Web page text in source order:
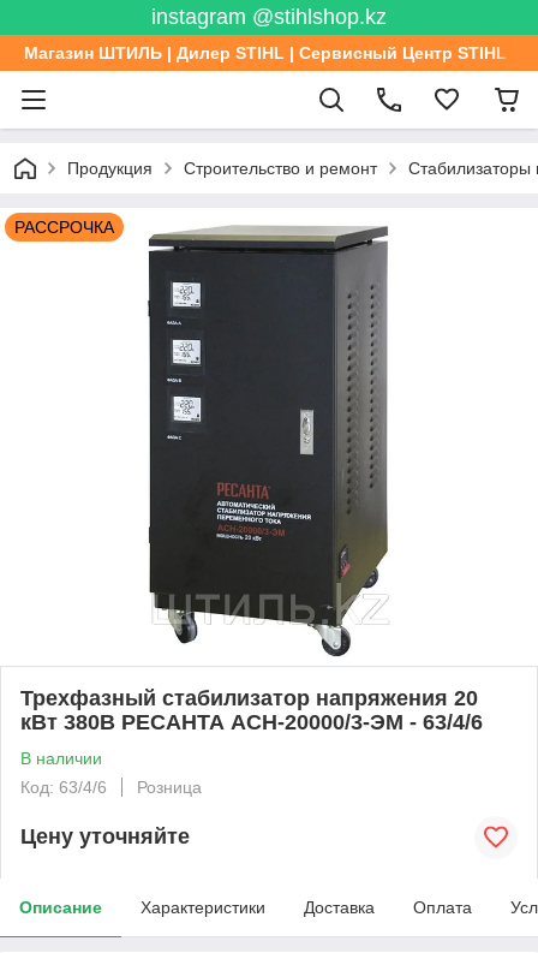
instagram @stihlshop.kz
Магазин ШТИЛЬ | Дилер STIHL | Сервисный Центр STIHL
Продукция Строительство и ремонт Стабилизаторы
РАССРОЧКА
Трехфазный стабилизатор напряжения 20
кВт 380В РЕСАНТА АСН-20000/3-ЭМ - 63/4/6
В наличии
Код: 63/4/6
Розница
Цену уточняйте
Описание Характеристики Доставка Оплата